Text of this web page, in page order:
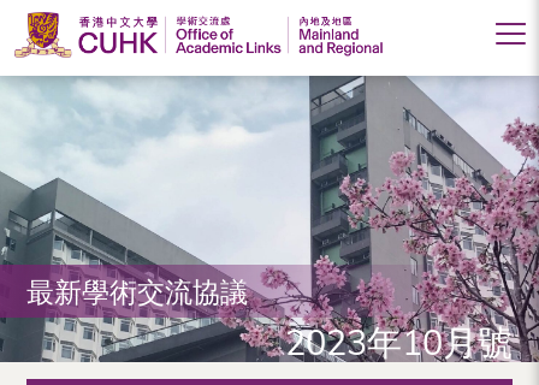
香
港
中
文
大
學
學
最新學術交流協議
2023年10月號